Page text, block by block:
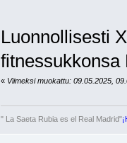
Luonnollisesti
fitnessukkonsa
« Viimeksi muokattu: 09.05.2025,
" La Saeta Rubia es el Real Madrid"